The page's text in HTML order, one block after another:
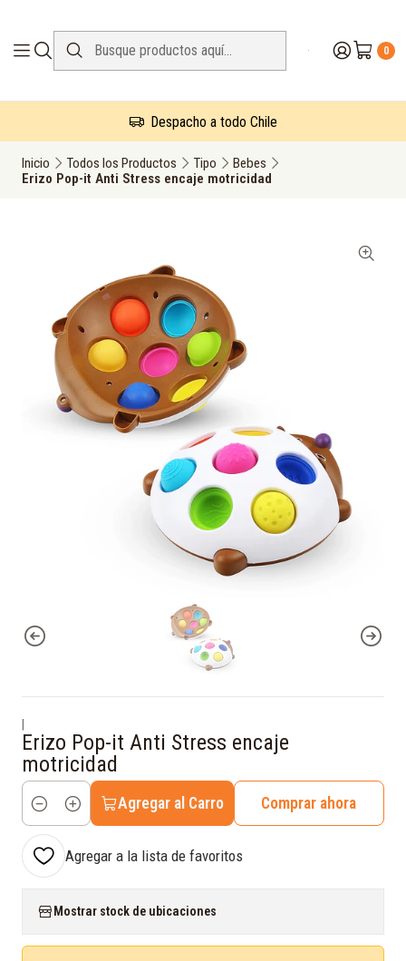
0
Despacho a todo Chile
Inicio Todos los Productos Tipo
Bebes
Erizo Pop-it Anti Stress encaje motricidad
Erizo Pop-it Anti Stress encaje
motricidad
Cantidad
Agregar al Carro Comprar ahora
Agregar a la lista de favoritos
Mostrar stock de ubicaciones